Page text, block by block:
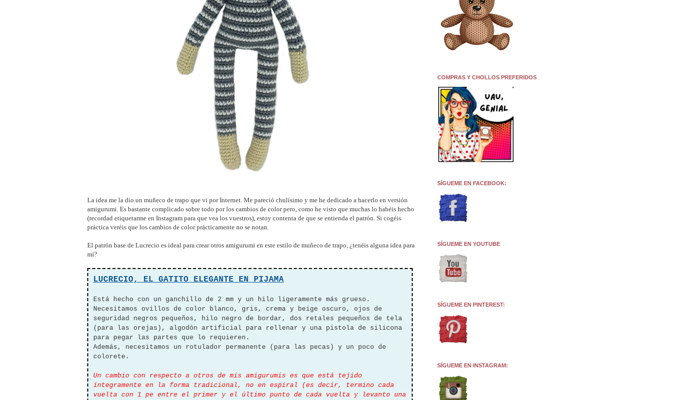
La idea me la dio un muñeco de trapo que vi por Internet. Me pareció chulísimo y me he dedicado a hacerlo en versión
amigurumi. Es bastante complicado sobre todo por los cambios de color pero, como he visto que muchas lo habéis hecho
(recordad etiquetarme en Instagram para que vea los vuestros), estoy contenta de que se entienda el patrón. Si cogéis
práctica veréis que los cambios de color prácticamente no se notan.
El patrón base de Lucrecio es ideal para crear otros amigurumi en este estilo de muñeco de trapo, ¿tenéis alguna idea para
mí?
LUCRECIO, EL GATITO ELEGANTE EN PIJAMA
Está hecho con un ganchillo de 2 mm y un hilo ligeramente más grueso.
Necesitamos ovillos de color blanco, gris, crema y beige oscuro, ojos de
seguridad negros pequeños, hilo negro de bordar, dos retales pequeños de tela
(para las orejas), algodón artificial para rellenar y una pistola de silicona
para pegar las partes que lo requieren.
Además, necesitamos un rotulador permanente (para las pecas) y un poco de
colorete.
Un cambio con respecto a otros de mis amigurumis es que está tejido
íntegramente en la forma tradicional, no en espiral (es decir, termino cada
vuelta con 1 pe entre el primer y el último punto de cada vuelta y levanto una
COMPRAS Y CHOLLOS PREFERIDOS
SÍGUEME EN FACEBOOK:
SÍGUEME EN YOUTUBE
SÍGUEME EN PINTEREST:
SÍGUEME EN INSTAGRAM: